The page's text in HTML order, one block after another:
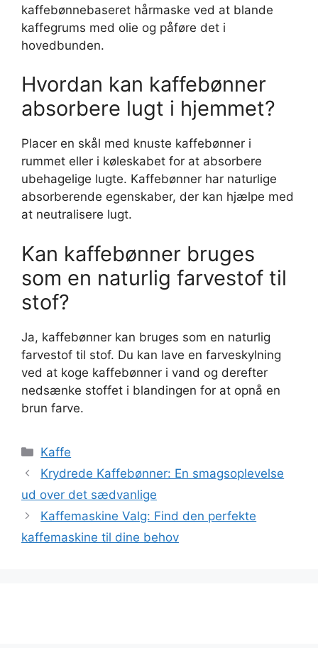
kaffebønnebaseret hårmaske ved at blande
kaffegrums med olie og påføre det i
hovedbunden.
Hvordan kan kaffebønner
absorbere lugt i hjemmet?
Placer en skål med knuste kaffebønner i
rummet eller i køleskabet for at absorbere
ubehagelige lugte. Kaffebønner har naturlige
absorberende egenskaber, der kan hjælpe med
at neutralisere lugt.
Kan kaffebønner bruges
som en naturlig farvestof til
stof?
Ja, kaffebønner kan bruges som en naturlig
farvestof til stof. Du kan lave en farveskylning
ved at koge kaffebønner i vand og derefter
nedsænke stoffet i blandingen for at opnå en
brun farve.
Kategorier
Kaffe
Krydrede Kaffebønner: En smagsoplevelse
ud over det sædvanlige
Kaffemaskine Valg: Find den perfekte
kaffemaskine til dine behov